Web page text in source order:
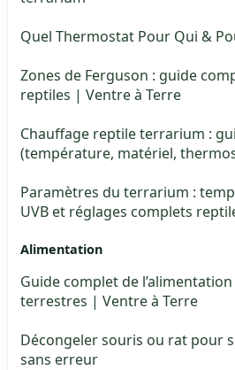
Quel Thermostat Pour Qui &
Zones de Ferguson : guide
reptiles | Ventre à Terre
Chauffage reptile terrarium :
(température, matériel,
Paramètres du terrarium :
UVB et réglages complets
Alimentation
Guide complet de
terrestres | Ventre à Terre
Décongeler souris ou rat pour
sans erreur